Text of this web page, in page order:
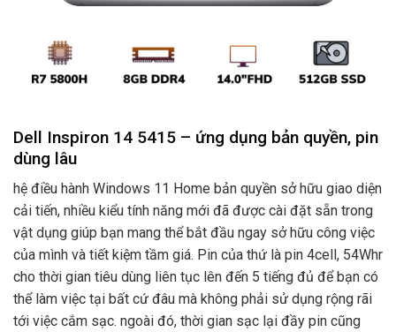
Dell Inspiron 14 5415 – ứng dụng bản quyền, pin
dùng lâu
hệ điều hành Windows 11 Home bản quyền sở hữu giao diện
cải tiến, nhiều kiểu tính năng mới đã được cài đặt sẵn trong
vật dụng giúp bạn mang thể bắt đầu ngay sở hữu công việc
của mình và tiết kiệm tầm giá. Pin của thứ là pin 4cell, 54Whr
cho thời gian tiêu dùng liên tục lên đến 5 tiếng đủ để bạn có
thể làm việc tại bất cứ đâu mà không phải sử dụng rộng rãi
tới việc cắm sạc. ngoài đó, thời gian sạc lại đầy pin cũng